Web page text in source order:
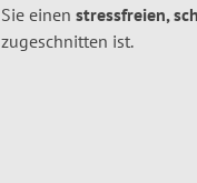
Sie einen stressfreien,
zugeschnitten ist.